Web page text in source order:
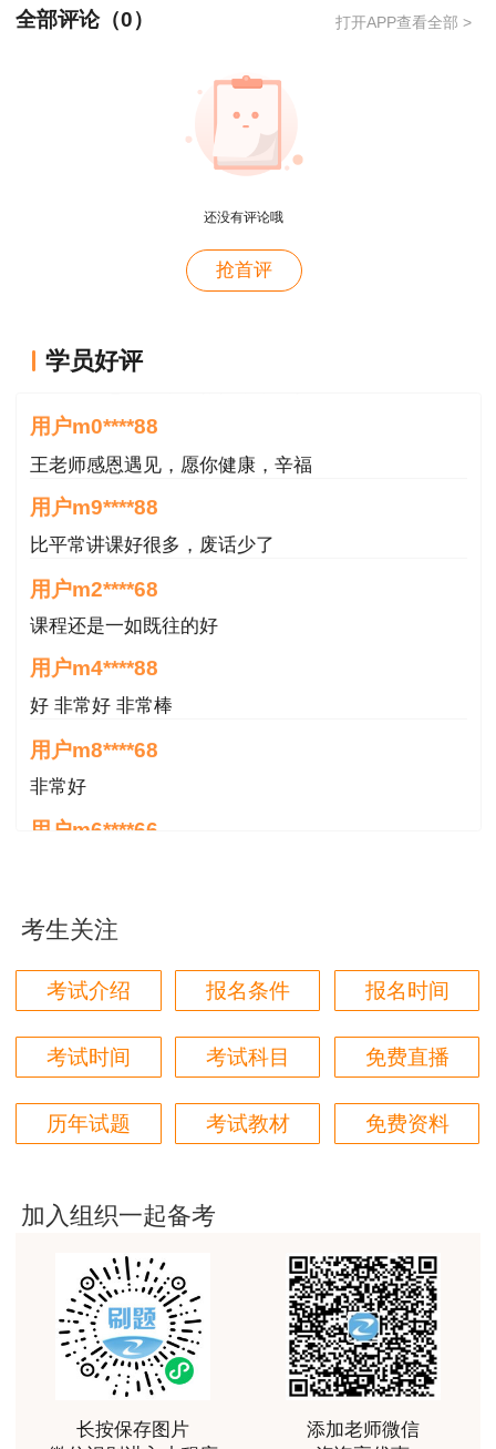
领取方式：
1、持证人持本人身份证原件及注册证书原件
2、持证人本人不能到场加贴“延续/变更注
证人身份证复印件、受托人身份证原件及复印件、
持证人签字授权并加盖现聘用企业公章的授权委托
书原件及注册证书原件加贴“延续/变更注册”防伪
二、领证编号
领取人需先登录北京市住房和城乡建设委员会
网站（ → 政务服务 →查询中心 → 取证信息 ），
按申办事项查询相关通告，查询到已有领证编号
后，再来加贴“延续/变更注册”防伪贴。
为提高办事效率，您可在领取时，向工作人员
出示领证编号。
三、领取地点
角） 北京市政务服务中心一层C岛 联系电话：
010-89150138
2022年第21批北京市监理工程师变更名
21-22年监理变更、企业更名、延续总表.xlsx
北京市住房和城乡建设委员会
2022年06月22日
会
全部评论（0） 打开APP查看全部 >
还没有评论哦
抢首评
学员好评
这哪儿是老师啊。保姆式教学。教学从各种角度综合
用户m0****88
用户m0****88
王老师感恩遇见，愿你健康，辛福
用户m9****88
比平常讲课好很多，废话少了
用户m2****68
课程还是一如既往的好
用户m4****88
好 非常好 非常棒
用户m8****68
非常好
用户m6****66
好
用户m6****66
用户m6****68
陈老师讲得非常好，特别喜欢听他的课
用户m7****66
用户Fa****56
认真听完，自己理解，老师确实讲的很好
用户xj****ra
课程课件设计完美，授课老师讲解通俗易懂
用户m9****88
李娜老师善于理解归纳，生动有趣，学生边学边受到
考生关注
考试介绍 报名条件 报名时间
考试时间 考试科目 免费直播
历年试题 考试教材 免费资料
加入组织一起备考
长按保存图片
添加老师微信